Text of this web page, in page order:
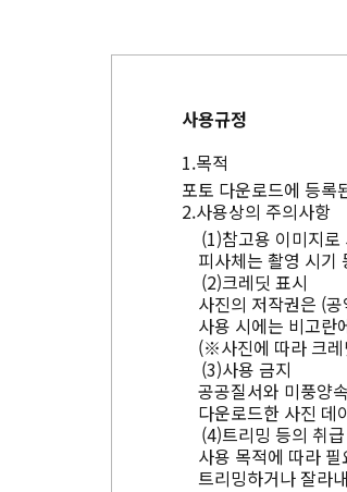
사용규정
목적
포토 다운로드에 등록
사용상의 주의사항
참고용 이미지로
피사체는 촬영 시기
크레딧 표시
사진의 저작권은 (
사용 시에는 비고란
(※사진에 따라 크레
사용 금지
공공질서와 미풍양
다운로드한 사진 데
트리밍 등의 취급
사용 목적에 따라
트리밍하거나 잘라